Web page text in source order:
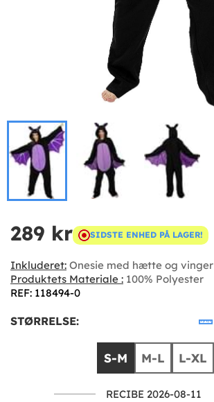
289 kr SIDSTE ENHED PÅ LAGER!
Inkluderet: Onesie med hætte og vinger
Produktets Materiale : 100% Polyester
REF: 118494-0
STØRRELSE:
S-M M-L L-XL
RECIBE 2026-08-11